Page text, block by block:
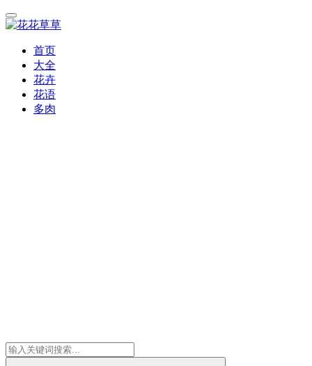
首页
大全
花卉
花语
多肉